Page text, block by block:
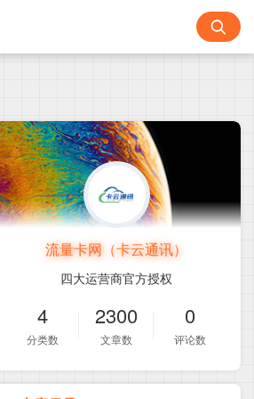
流量卡网（卡云通讯）
四大运营商官方授权
4
分类数
2300
文章数
0
评论数